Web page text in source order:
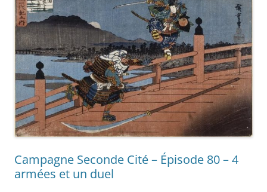
Campagne Seconde Cité – Épisode 80 – 4
armées et un duel